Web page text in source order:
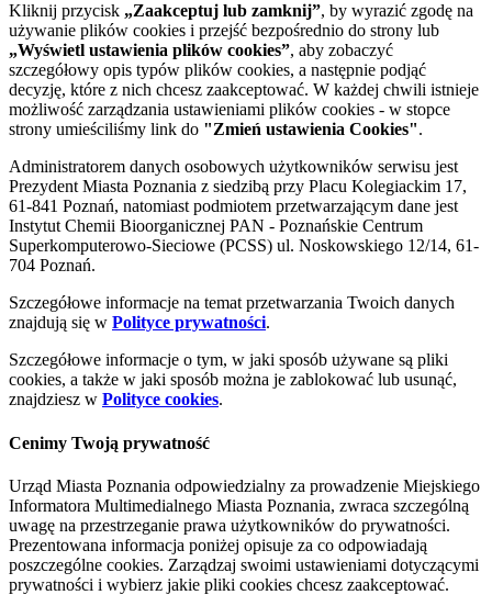
Kliknij przycisk „Zaakceptuj lub zamknij”, by wyrazić zgodę na
używanie plików cookies i przejść bezpośrednio do strony lub
„Wyświetl ustawienia plików cookies”, aby zobaczyć
szczegółowy opis typów plików cookies, a następnie podjąć
decyzję, które z nich chcesz zaakceptować. W każdej chwili istnieje
możliwość zarządzania ustawieniami plików cookies - w stopce
strony umieściliśmy link do "Zmień ustawienia Cookies".
Administratorem danych osobowych użytkowników serwisu jest
Prezydent Miasta Poznania z siedzibą przy Placu Kolegiackim 17,
61-841 Poznań, natomiast podmiotem przetwarzającym dane jest
Instytut Chemii Bioorganicznej PAN - Poznańskie Centrum
Superkomputerowo-Sieciowe (PCSS) ul. Noskowskiego 12/14, 61-
704 Poznań.
Szczegółowe informacje na temat przetwarzania Twoich danych
znajdują się w Polityce prywatności.
Szczegółowe informacje o tym, w jaki sposób używane są pliki
cookies, a także w jaki sposób można je zablokować lub usunąć,
znajdziesz w Polityce cookies.
Cenimy Twoją prywatność
Urząd Miasta Poznania odpowiedzialny za prowadzenie Miejskiego
Informatora Multimedialnego Miasta Poznania, zwraca szczególną
uwagę na przestrzeganie prawa użytkowników do prywatności.
Prezentowana informacja poniżej opisuje za co odpowiadają
poszczególne cookies. Zarządzaj swoimi ustawieniami dotyczącymi
prywatności i wybierz jakie pliki cookies chcesz zaakceptować.